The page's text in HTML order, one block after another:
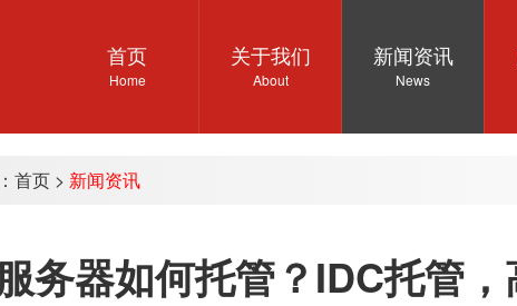
新闻资讯
News
关于我们
About
首页
Home
首页 > 新闻资讯
务器如何托管？IDC托管